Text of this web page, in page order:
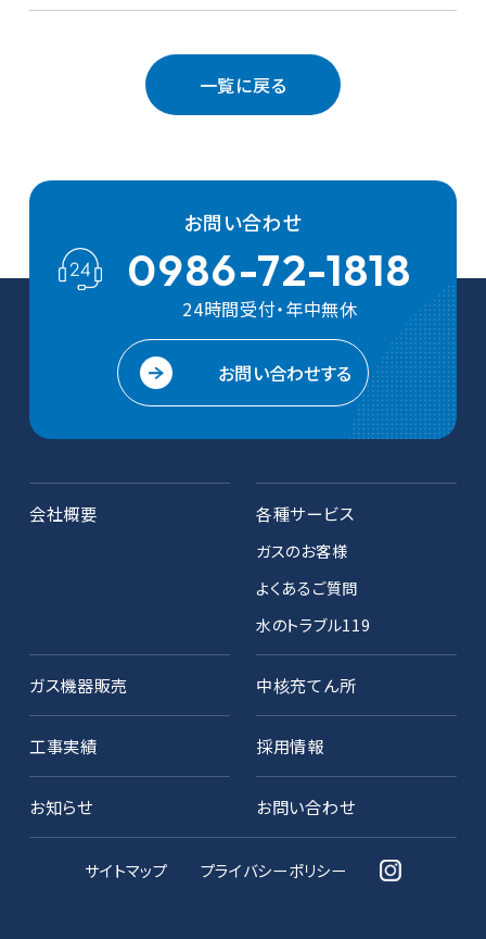
一覧に戻る
お問い合わせ
0986-72-1818
24時間受付・年中無休
お問い合わせする
会社概要 各種サービス
ガスのお客様
よくあるご質問
水のトラブル119
ガス機器販売 中核充てん所
工事実績 採用情報
お知らせ お問い合わせ
サイトマップ プライバシーポリシー